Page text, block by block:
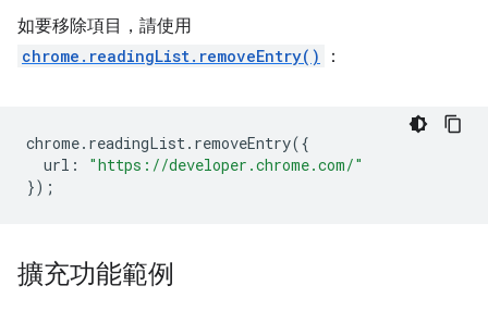
如要移除項目，請使用
chrome.readingList.removeEntry() ：
chrome. readingList . removeEntry({
url :
"https://developer.chrome.com/"
});
擴充功能範例